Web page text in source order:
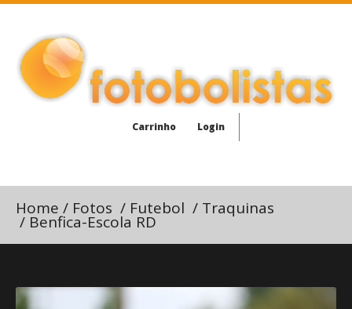
Carrinho Login
Home / Fotos / Futebol / Traquinas
/ Benfica-Escola RD